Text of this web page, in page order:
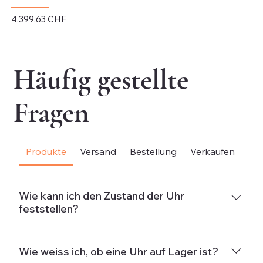
Preis
4.399,63 CHF
Häufig gestellte
Fragen
Produkte Versand Bestellung Verkaufen
Wie kann ich den Zustand der Uhr
feststellen?
NeuDie Uhr ist neu und weist keine Gebrauchsspuren
auf.Neuwertig & ungetragenDie Uhr ist in neuwertigem
Wie weiss ich, ob eine Uhr auf Lager ist?